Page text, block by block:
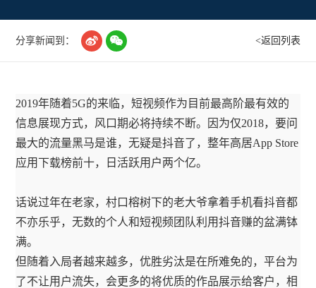
分享新闻到：   <返回列表
2019年随着5G的来临，短视频作为目前最高阶最有效的
信息展现方式，风口期必将持续不断。因为仅2018，要问
最大的流量黑马是谁，无疑是抖音了，整年高居App Store
应用下载榜前十，日活跃用户两个亿。
话说过年在老家，村口榕树下的老大爷拿着手机看抖音都
不亦乐乎，无数的个人和短视频团队利用抖音赚的盆满钵
满。
但随着入局者越来越多，优胜劣汰是在所难免的，平台为
了不让用户流失，会更多的将优质的作品展示给客户，相